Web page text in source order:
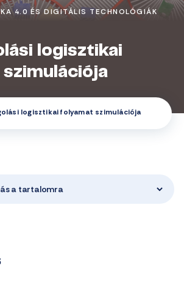
4.0 ÉS DIGITÁLIS TECHNOLÓGIÁK
logisztikai
logisztikai folyamat szimulációja
a tartalomra